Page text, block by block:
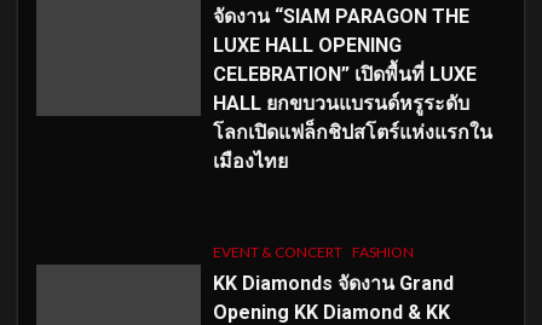
จัดงาน “SIAM PARAGON THE
LUXE HALL OPENING
CELEBRATION” เปิดพื้นที่ LUXE
HALL ยกขบวนแบรนด์หรูระดับ
โลกเปิดแฟล็กชิปสโตร์แห่งแรกใน
เมืองไทย
EVENT & CONCERT FASHION
KK Diamonds จัดงาน Grand
Opening KK Diamond & KK